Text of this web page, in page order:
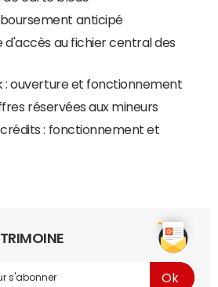
anticipé
d'accès au fichier central des
: ouverture et fonctionnement
réservées aux mineurs
: fonctionnement et